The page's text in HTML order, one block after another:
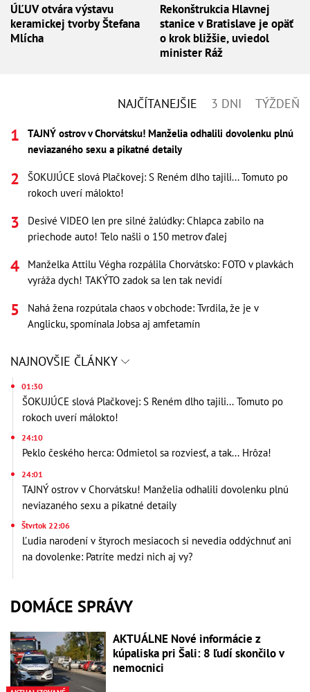
ÚĽUV otvára výstavu
keramickej tvorby Štefana
Mlícha
Rekonštrukcia Hlavnej
stanice v Bratislave je opäť
o krok bližšie, uviedol
minister Ráž
NAJČÍTANEJŠIE 3 DNI TÝŽDEŇ
TAJNÝ ostrov v Chorvátsku! Manželia odhalili dovolenku plnú
neviazaného sexu a pikatné detaily
ŠOKUJÚCE slová Plačkovej: S Reném dlho tajili... Tomuto po
rokoch uverí málokto!
Desivé VIDEO len pre silné žalúdky: Chlapca zabilo na
priechode auto! Telo našli o 150 metrov ďalej
Manželka Attilu Végha rozpálila Chorvátsko: FOTO v plavkách
vyráža dych! TAKÝTO zadok sa len tak nevidí
Nahá žena rozpútala chaos v obchode: Tvrdila, že je v
Anglicku, spomínala Jobsa aj amfetamín
NAJNOVŠIE ČLÁNKY
01:30
ŠOKUJÚCE slová Plačkovej: S Reném dlho tajili... Tomuto po
rokoch uverí málokto!
24:10
Peklo českého herca: Odmietol sa rozviesť, a tak... Hrôza!
24:01
TAJNÝ ostrov v Chorvátsku! Manželia odhalili dovolenku plnú
neviazaného sexu a pikatné detaily
Štvrtok 22:06
Ľudia narodení v štyroch mesiacoch si nevedia oddýchnuť ani
na dovolenke: Patríte medzi nich aj vy?
DOMÁCE SPRÁVY
AKTUÁLNE Nové informácie z
kúpaliska pri Šali: 8 ľudí skončilo v
nemocnici